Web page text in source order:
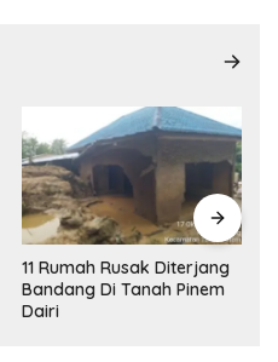
11 Rumah Rusak Diterjang
Bandang Di Tanah Pinem
Dairi